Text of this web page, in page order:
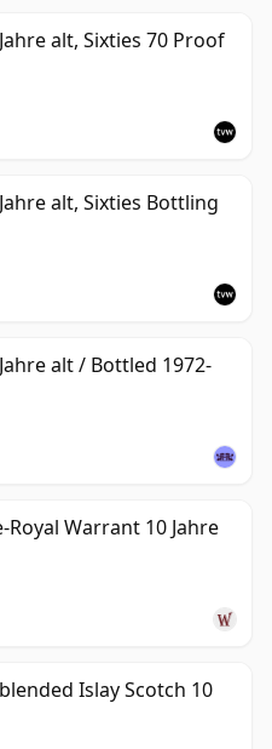
alt, Sixties 70 Proof
alt, Sixties Bottling
alt / Bottled 1972-
Royal Warrant 10 Jahre
Islay Scotch 10